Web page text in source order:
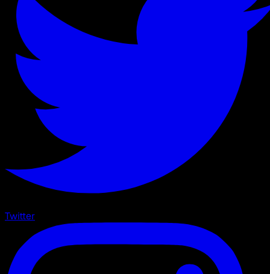
Twitter